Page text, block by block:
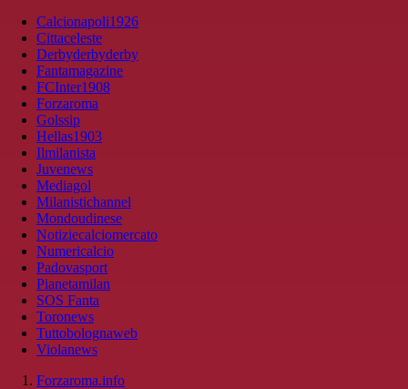
Calcionapoli1926
Cittaceleste
Derbyderbyderby
Fantamagazine
FCInter1908
Forzaroma
Golssip
Hellas1903
Ilmilanista
Juvenews
Mediagol
Milanistichannel
Mondoudinese
Notiziecalciomercato
Numericalcio
Padovasport
Pianetamilan
SOS Fanta
Toronews
Tuttobolognaweb
Violanews
Forzaroma.info